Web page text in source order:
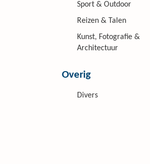
Sport & Outdoor
Reizen & Talen
Kunst, Fotografie &
Architectuur
Overig
Divers